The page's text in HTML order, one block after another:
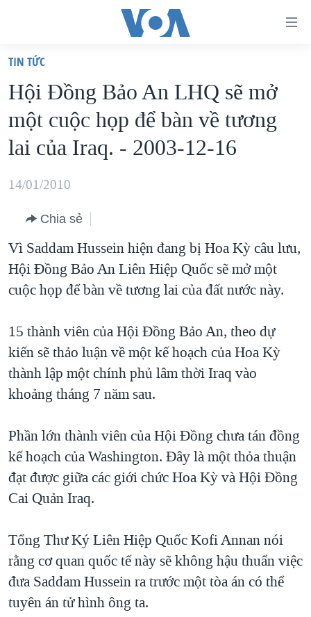
truy
cập
Tới
nội
chính
hướng
chính
Đi
"Tìm"
VIỆT NAM
HOA KỲ
BIỂN ĐÔNG
THẾ GIỚI
DIỄN ĐÀN
MỤC
TỰ DO BÁO CHÍ
VẠCH TRẦN TIN GIẢ
NGƯỜI VIỆT HẢI NGOẠI
ĐỜI SỐNG
KINH TẾ
KHOA HỌC
VĂN HOÁ
THỂ THAO
GIÁO DỤC
CHUYÊN ĐỀ
CHIẾN TRANH THƯƠNG MẠI CỦA MỸ: QUÁ KHỨ VÀ HIỆN
HÀNH TRÌNH BẦU CỬ 2024
GIẢI MÃ VÀNH ĐAI & CON ĐƯỜNG
TRỊNH VĨNH BÌNH - NGƯỜI HẠ 'BÊN THẮNG CUỘC'
GROUND ZERO – XƯA VÀ NAY
THƯỢNG ĐỈNH TRUMP-KIM TẠI VIỆT NAM
TRỊNH VĨNH BÌNH VS. CHÍNH PHỦ VIỆT NAM
NGƯ DÂN VIỆT VÀ LÀN SÓNG TRỘM HẢI SÂM
HỌC TIẾNG ANH
VIDEO
NGHE
MẠNG XÃ HỘI
Ngôn ngữ khác
TIN TỨC
Hội Đồng Bảo An LHQ sẽ mở
một cuộc họp để bàn về tương
lai của Iraq. - 2003-12-16
14/01/2010
Chia sẻ
Vì Saddam Hussein hiện đang bị Hoa Kỳ câu lưu,
Hội Đồng Bảo An Liên Hiệp Quốc sẽ mở một
cuộc họp để bàn về tương lai của đất nước này.
15 thành viên của Hội Đồng Bảo An, theo dự
kiến sẽ thảo luận về một kế hoạch của Hoa Kỳ
thành lập một chính phủ lâm thời Iraq vào
khoảng tháng 7 năm sau.
Phần lớn thành viên của Hội Đồng chưa tán đồng
kế hoạch của Washington. Đây là một thỏa thuận
đạt được giữa các giới chức Hoa Kỳ và Hội Đồng
Cai Quản Iraq.
Tổng Thư Ký Liên Hiệp Quốc Kofi Annan nói
rằng cơ quan quốc tế này sẽ không hậu thuẩn việc
đưa Saddam Hussein ra trước một tòa án có thể
tuyên án tử hình ông ta.